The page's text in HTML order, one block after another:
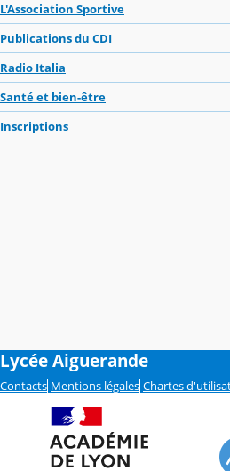
L'Association Sportive
Publications du CDI
Radio Italia
Santé et bien-être
Inscriptions
Lycée Aiguerande
Contacts Mentions légales Chartes